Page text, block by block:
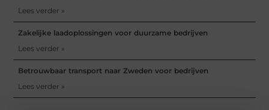
Lees verder »
Zakelijke laadoplossingen voor duurzame bedrijven
Lees verder »
Betrouwbaar transport naar Zweden voor bedrijven
Lees verder »